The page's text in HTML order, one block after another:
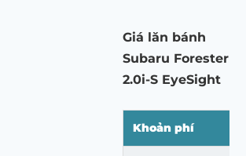
Giá lăn bánh
Subaru Forester
2.0i-S EyeSight
Khoản phí